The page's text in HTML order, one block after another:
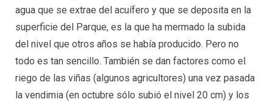
agua que se extrae del acuífero y que se deposita en la
superficie del Parque, es la que ha mermado la subida
del nivel que otros años se había producido. Pero no
todo es tan sencillo. También se dan factores como el
riego de las viñas (algunos agricultores) una vez pasada
la vendimia (en octubre sólo subió el nivel 20 cm) y los